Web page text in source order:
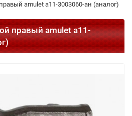
amulet a11-3003060-ан (аналог)
правый amulet a11-